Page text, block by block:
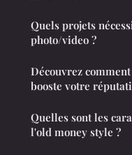
Quels projets
photo/video ?
Découvrez
booste votre
Quelles sont les
l'old money style ?